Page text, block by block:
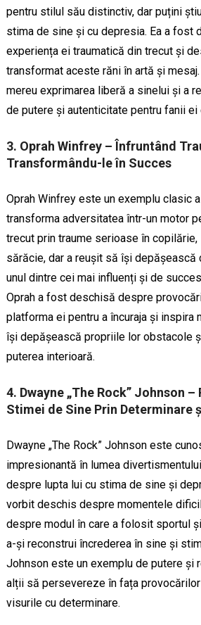
pentru stilul său distinctiv, dar puțini
stima de sine și cu depresia. Ea a fost
experiența ei traumatică din trecut și
transformat aceste răni în artă și mesaj.
mereu exprimarea liberă a sinelui și a
de putere și autenticitate pentru fanii ei
3. Oprah Winfrey – Înfruntând
Transformându-le în Succes
Oprah Winfrey este un exemplu clasic
transforma adversitatea într-un motor
trecut prin traume serioase în
sărăcie, dar a reușit să își depășească
unul dintre cei mai influenți și de
Oprah a fost deschisă despre
platforma ei pentru a încuraja și inspira
își depășească propriile lor obstacole
puterea interioară.
4. Dwayne „The Rock” Johnson
Stimei de Sine Prin Determinare
Dwayne „The Rock” Johnson este
impresionantă în lumea
despre lupta lui cu stima de sine și
vorbit deschis despre momentele
despre modul în care a folosit sportul
a-și reconstrui încrederea în sine și
Johnson este un exemplu de putere și
alții să persevereze în fața
visurile cu determinare.